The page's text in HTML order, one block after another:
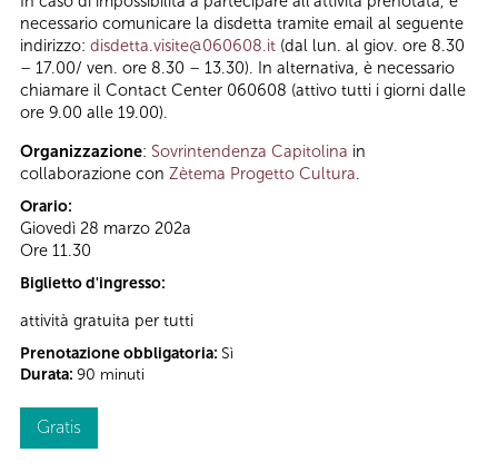
necessario comunicare la disdetta tramite email al seguente
indirizzo: disdetta.visite@060608.it (dal lun. al giov. ore 8.30
– 17.00/ ven. ore 8.30 – 13.30). In alternativa, è necessario
chiamare il Contact Center 060608 (attivo tutti i giorni dalle
ore 9.00 alle 19.00).
Organizzazione: Sovrintendenza Capitolina in
collaborazione con Zètema Progetto Cultura.
Orario:
Giovedì 28 marzo 202a
Ore 11.30
Biglietto d'ingresso:
attività gratuita per tutti
Prenotazione obbligatoria: Sì
Durata: 90 minuti
Gratis